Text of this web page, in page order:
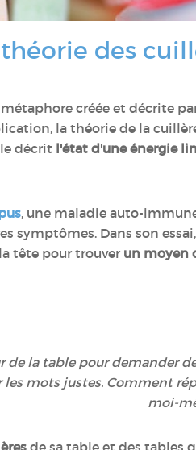
des
créée et décrite
la théorie de la
décrit l'état d'une énergie
, une maladie auto-
symptômes. Dans son
tête pour trouver un moyen
la table pour demander
les mots justes. Comment
moi-
de sa table et des tables